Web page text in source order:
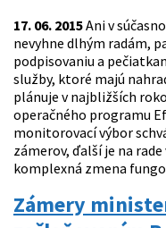
17. 06. 2015Ani v
nevyhne dlhým radám,
podpisovaniu a
služby, ktoré majú
plánuje v najbližších
operačného programu
monitorovací výbor
zámerov, ďalší je na
komplexná zmena
Zámery